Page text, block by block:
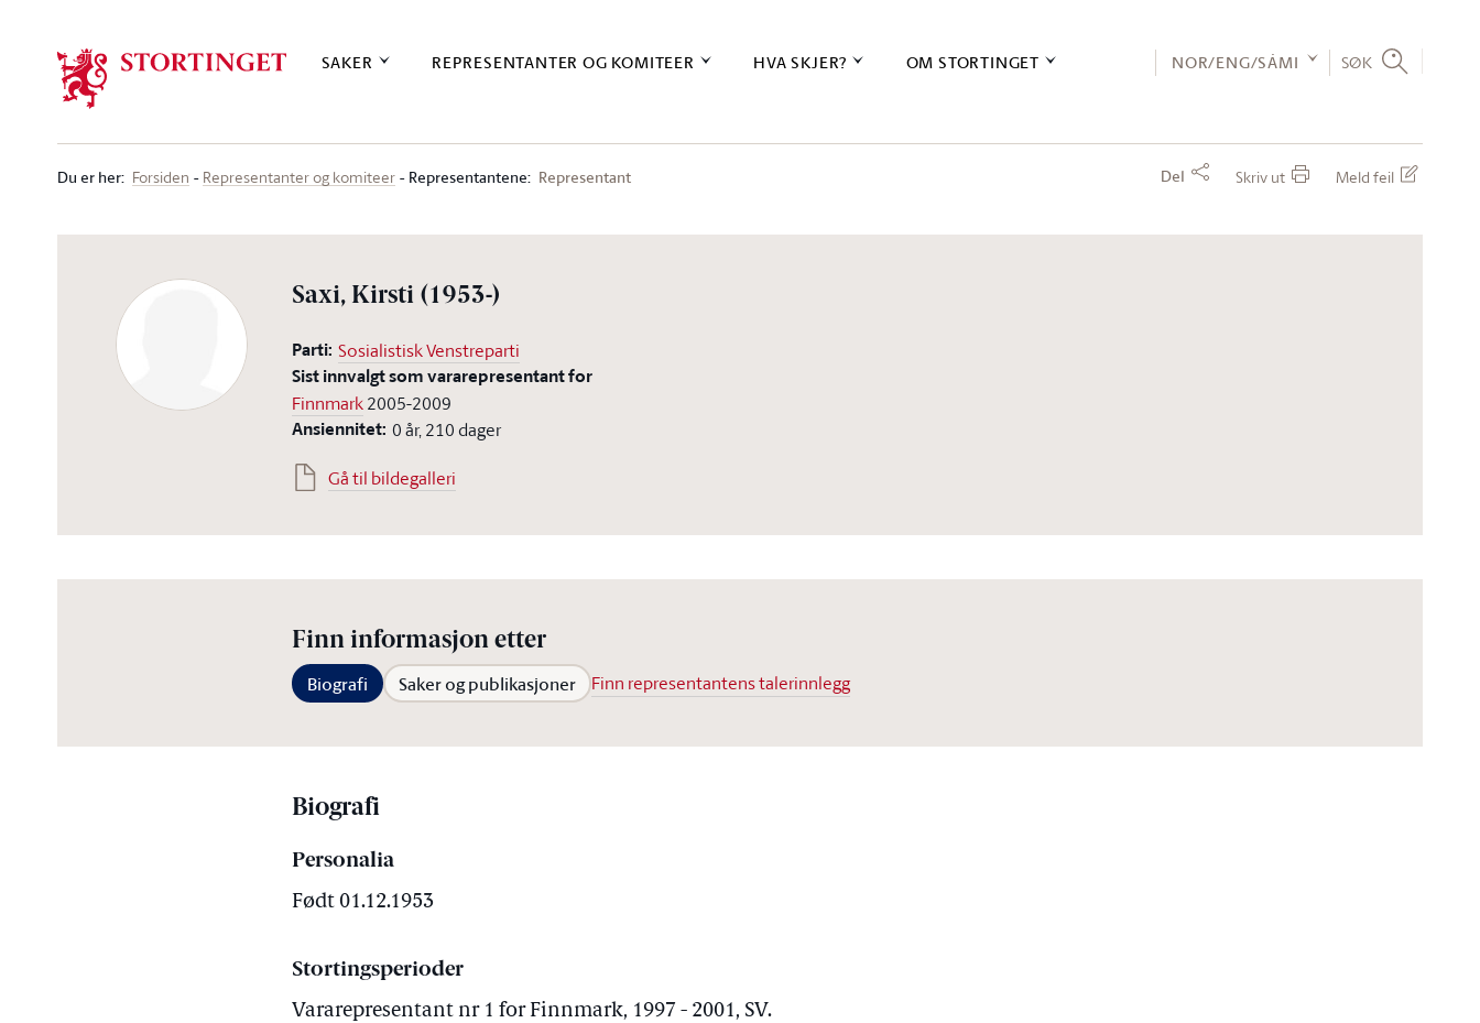
SAKER REPRESENTANTER OG KOMITEER HVA SKJER? OM STORTINGET NOR/ENG/SÁMI SØK
Du er her: Forsiden Representanter og komiteer Representantene: Representant Del Skriv ut Meld feil
Saxi, Kirsti (1953-)
Parti: Sosialistisk Venstreparti
Sist innvalgt som vararepresentant for
Finnmark2005-2009
Ansiennitet: 0 år, 210 dager
Gå til bildegalleri
Finn informasjon etter
Biografi Saker og publikasjoner Finn representantens talerinnlegg
Biografi
Personalia
Født 01.12.1953
Stortingsperioder
Vararepresentant nr 1 for Finnmark, 1997 - 2001, SV.